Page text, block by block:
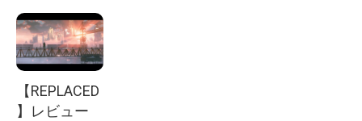
【REPLACED
】レビュー